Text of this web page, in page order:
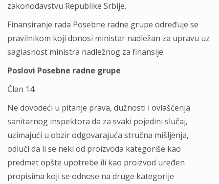
zakonodavstvu Republike Srbije.
Finansiranje rada Posebne radne grupe određuje se
pravilnikom koji donosi ministar nadležan za upravu uz
saglasnost ministra nadležnog za finansije.
Poslovi Posebne radne grupe
Član 14.
Ne dovodeći u pitanje prava, dužnosti i ovlašćenja
sanitarnog inspektora da za svaki pojedini slučaj,
uzimajući u obzir odgovarajuća stručna mišlјenja,
odluči da li se neki od proizvoda kategoriše kao
predmet opšte upotrebe ili kao proizvod uređen
propisima koji se odnose na druge kategorije